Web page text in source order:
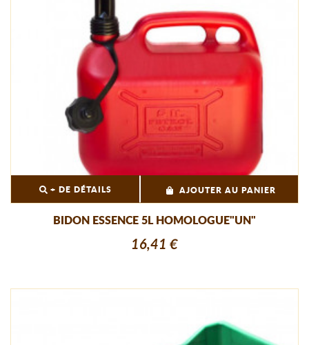
+ DE DÉTAILS AJOUTER AU PANIER
BIDON ESSENCE 5L HOMOLOGUE"UN"
16,41 €